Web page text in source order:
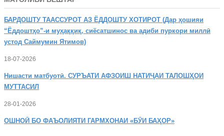
БАРДОШТУ ТААССУРОТ АЗ ЁДДОШТУ ХОТИРОТ (Дар ҳошияи
“Ёддоштҳо”-и муҳаққиқ, сиёсатшинос ва адиби пуркори миллӣ
устод Саймумин Ятимов)
18-07-2026
Нишасти матбуотӣ. СУРЪАТИ АФЗОИШ НАТИҶАИ ТАЛОШҲОИ
МУТТАСИЛ
28-01-2026
ОШНОӢ БО ФАЪОЛИЯТИ ГАРМХОНАИ «БӮИ БАҲОР»